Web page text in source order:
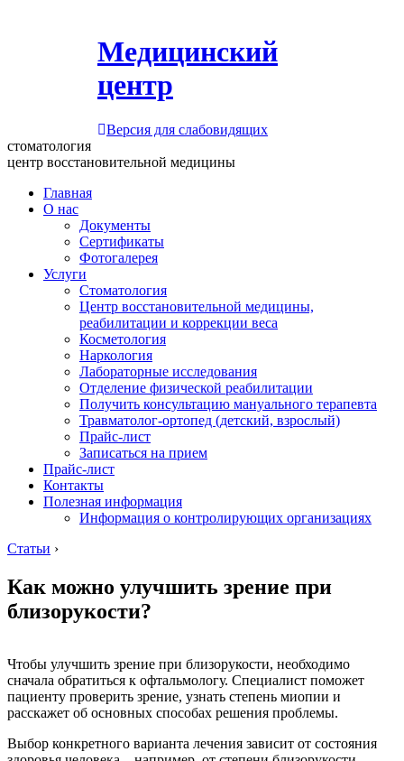
Медицинский
центр
Версия для слабовидящих
стоматология
центр восстановительной медицины
Главная
О нас
Документы
Сертификаты
Фотогалерея
Услуги
Стоматология
Центр восстановительной медицины,
реабилитации и коррекции веса
Косметология
Наркология
Лабораторные исследования
Отделение физической реабилитации
Получить консультацию мануального терапевта
Травматолог-ортопед (детский, взрослый)
Прайс-лист
Записаться на прием
Прайс-лист
Контакты
Полезная информация
Информация о контролирующих организациях
Статьи ›
Как можно улучшить зрение при
близорукости?
Чтобы улучшить зрение при близорукости, необходимо
сначала обратиться к офтальмологу. Специалист поможет
пациенту проверить зрение, узнать степень миопии и
расскажет об основных способах решения проблемы.
Выбор конкретного варианта лечения зависит от состояния